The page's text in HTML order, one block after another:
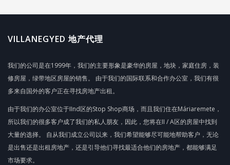
VILLANEGYED 地产代理
我们的公司是在1999年，我们的主要形象是豪华的房屋，地块，家庭住房，装
修房屋，绿带地区房屋的销售。 由于我们的国际联系和合作办公室，我们有很
多来自国外的客户正在寻找房地产出租。
由于我们的办公室位于IInd区的Stop Shop商场，而且我们住在Máriaremete，
所以我们的很多客户成了我们的私人朋友，因此，您将在II / A区的房屋中找到
大量的选择。 自从我们成立公司以来，我们希望能够尽可能地帮助客户，无论
是出售还是出租房地产，还是引导他们寻找最适合他们的房地产，都能够满足
市场要求。